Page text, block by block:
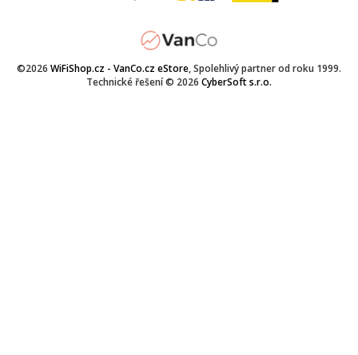
©2026 WiFiShop.cz - VanCo.cz eStore, Spolehlivý partner od roku 1999.
Technické řešení © 2026 CyberSoft s.r.o.